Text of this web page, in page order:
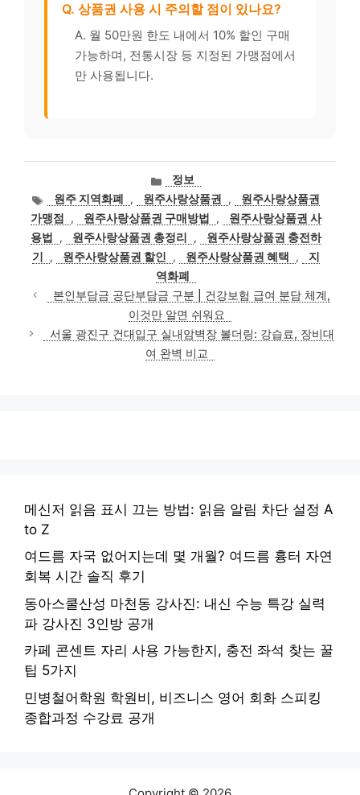
Q. 상품권 사용 시 주의할 점이 있나요?
A. 월 50만원 한도 내에서 10% 할인 구매
가능하며, 전통시장 등 지정된 가맹점에서
만 사용됩니다.
카
테
고
리
정보
태
그
원주 지역화폐 , 원주사랑상품권 ,
원주사랑상품권
가맹점
, 원주사랑상품권 구매방법 ,
원주사랑상품권 사
용법
, 원주사랑상품권 총정리 ,
원주사랑상품권 충전하
기
, 원주사랑상품권 할인 , 원주사랑상품권 혜택 ,
지
역화폐
본인부담금 공단부담금 구분 | 건강보험 급여 분담 체계,
이것만 알면 쉬워요
서울 광진구 건대입구 실내암벽장 볼더링: 강습료, 장비대
여 완벽 비교
메신저 읽음 표시 끄는 방법: 읽음 알림 차단 설정 A
to Z
여드름 자국 없어지는데 몇 개월? 여드름 흉터 자연
회복 시간 솔직 후기
동아스쿨산성 마천동 강사진: 내신 수능 특강 실력
파 강사진 3인방 공개
카페 콘센트 자리 사용 가능한지, 충전 좌석 찾는 꿀
팁 5가지
민병철어학원 학원비, 비즈니스 영어 회화 스피킹
종합과정 수강료 공개